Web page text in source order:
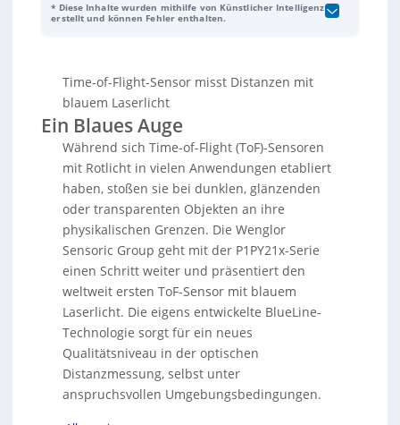
blauem Laserlicht entwickelt, der Distanzen präzise
von 445 Nanometern, das weniger tief in die
Oberfläche dringt und so stabile Messungen auch bei
schwierigen Objekten ermöglicht. Die Sensoren
erzeugen einen linienförmigen Lichtfleck zur
Erfassung größerer Oberflächenbereiche und bieten
intelligente Funktionen wie dynamische
Sprungerkennung, Intensitätsauswertung und
integrierte Geschwindigkeitsmessung. Die
Technologie bietet hohe Reproduzierbarkeit und
Unempfindlichkeit gegenüber Fremdlicht, mit einem
Messbereich von bis zu 5 m. Ein OLED-Display und
eine Bluetooth-Schnittstelle erleichtern die
Inbetriebnahme und Konfiguration. Diese Sensoren
eignen sich für verschiedene industrielle
Anwendungen wie Anwesenheitskontrolle und
Füllstandsüberwachung.
* Diese Inhalte wurden mithilfe von Künstlicher Intelligenz
erstellt und können Fehler enthalten.
Time-of-Flight-Sensor misst Distanzen mit
blauem Laserlicht
Ein Blaues Auge
Während sich Time-of-Flight (ToF)-Sensoren
mit Rotlicht in vielen Anwendungen etabliert
haben, stoßen sie bei dunklen, glänzenden
oder transparenten Objekten an ihre
physikalischen Grenzen. Die Wenglor
Sensoric Group geht mit der P1PY21x-Serie
einen Schritt weiter und präsentiert den
weltweit ersten ToF-Sensor mit blauem
Laserlicht. Die eigens entwickelte BlueLine-
Technologie sorgt für ein neues
Qualitätsniveau in der optischen
Distanzmessung, selbst unter
anspruchsvollen Umgebungsbedingungen.